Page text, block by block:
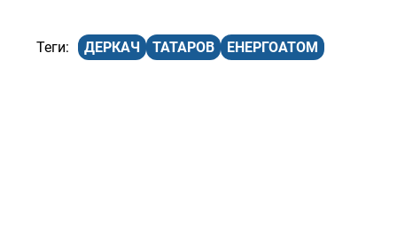
ДЕРКАЧ ТАТАРОВ ЕНЕРГОАТОМ